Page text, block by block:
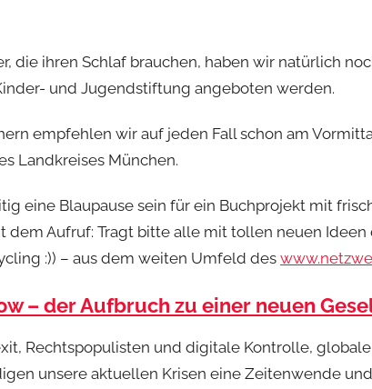
die ihren Schlaf brauchen, haben wir natürlich
und Jugendstiftung angeboten werden.
empfehlen wir auf jeden Fall schon am
Landkreises München.
eine Blaupause sein für ein Buchprojekt mit
dem Aufruf: Tragt bitte alle mit tollen neuen Ideen
:)) – aus dem weiten Umfeld des
– der Aufbruch zu einer neuen
Rechtspopulisten und digitale Kontrolle,
unsere aktuellen Krisen eine Zeitenwende